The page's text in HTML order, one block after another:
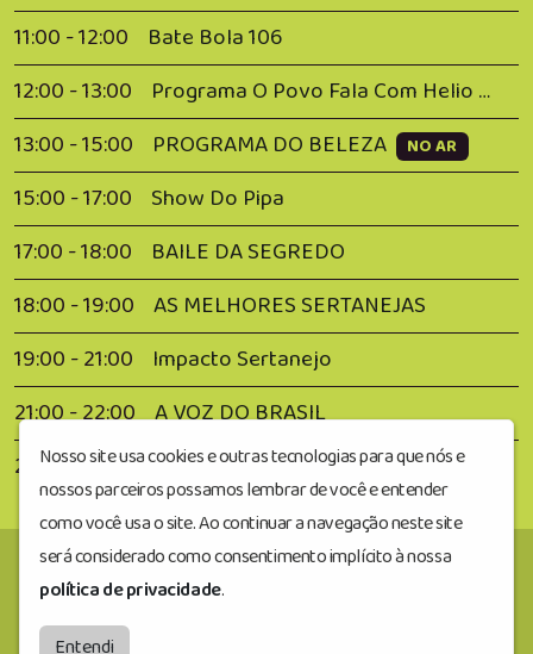
11:00 - 12:00
Bate Bola 106
12:00 - 13:00
Programa O Povo Fala Com Helio Ferreira
13:00 - 15:00
PROGRAMA DO BELEZA NO AR
15:00 - 17:00 Show Do Pipa
17:00 - 18:00
BAILE DA SEGREDO
18:00 - 19:00 AS MELHORES SERTANEJAS
19:00 - 21:00
Impacto Sertanejo
21:00 - 22:00 A VOZ DO BRASIL
22:00 - 00:00 Flash Hits
Nosso site usa cookies e outras tecnologias para que nós e
nossos parceiros possamos lembrar de você e entender
como você usa o site. Ao continuar a navegação neste site
será considerado como consentimento implícito à nossa
política de privacidade.
Entendi
Segredofm© Todos os direitos reservados.